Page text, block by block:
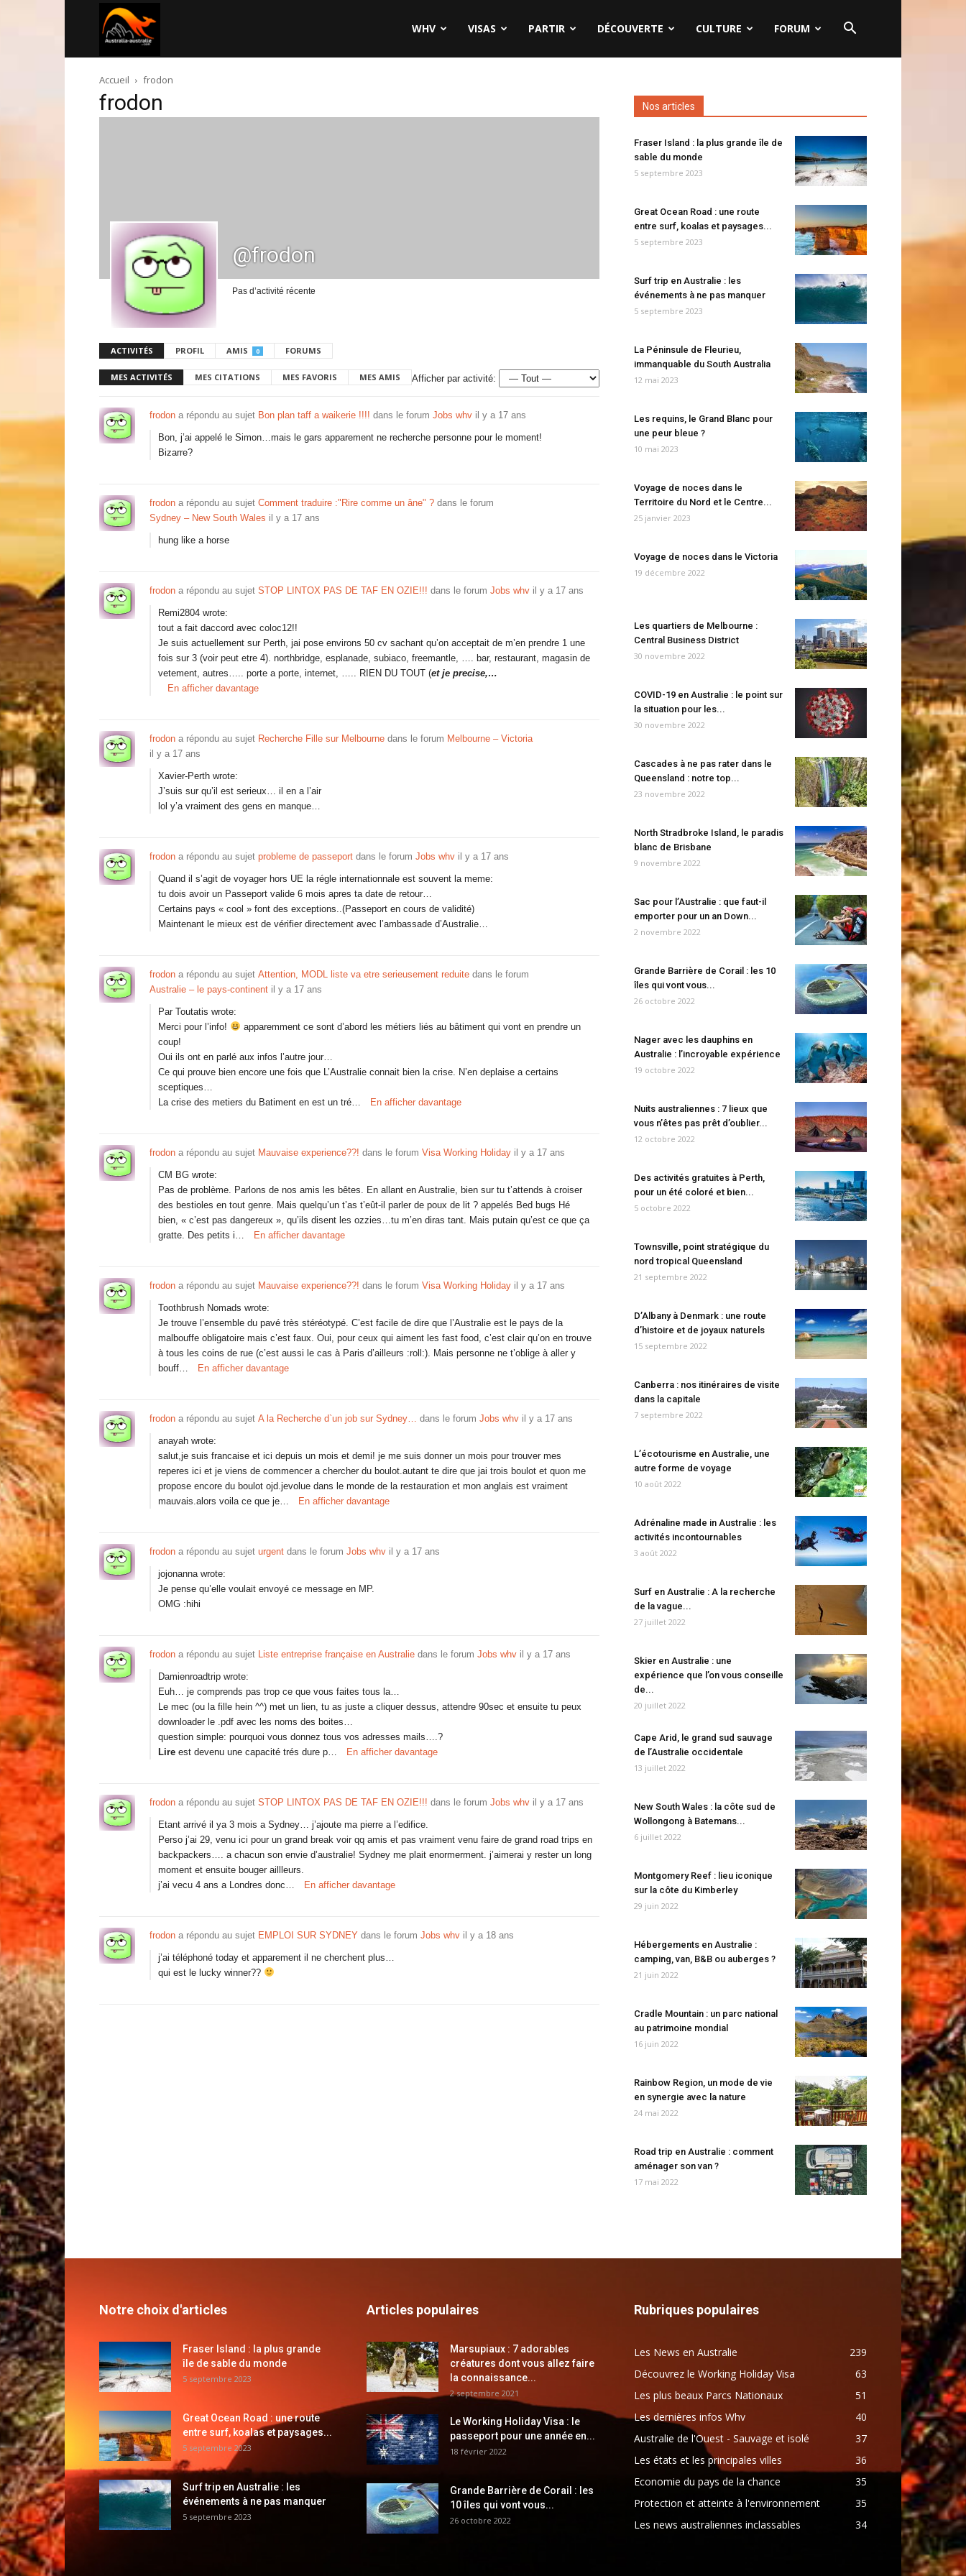
australie.com
WHV VISAS PARTIR DÉCOUVERTE CULTURE FORUM
Accueil frodon
frodon
@frodon
Pas d’activité récente
ACTIVITÉS PROFIL AMIS 0 FORUMS
MES ACTIVITÉS MES CITATIONS MES FAVORIS MES AMIS Afficher par activité:
frodon a répondu au sujet Bon plan taff a waikerie !!!! dans le forum Jobs whv il y a 17 ans
Bon, j’ai appelé le Simon…mais le gars apparement ne recherche personne pour le moment!
Bizarre?
frodon a répondu au sujet Comment traduire :"Rire comme un âne" ? dans le forum
Sydney – New South Wales il y a 17 ans
hung like a horse
frodon a répondu au sujet STOP LINTOX PAS DE TAF EN OZIE!!! dans le forum Jobs whv il y a 17 ans
Remi2804 wrote:
tout a fait daccord avec coloc12!!
Je suis actuellement sur Perth, jai pose environs 50 cv sachant qu’on acceptait de m’en prendre 1 une
fois sur 3 (voir peut etre 4). northbridge, esplanade, subiaco, freemantle, …. bar, restaurant, magasin de
vetement, autres….. porte a porte, internet, ….. RIEN DU TOUT (et je precise,…
En afficher davantage
frodon a répondu au sujet Recherche Fille sur Melbourne dans le forum Melbourne – Victoria
il y a 17 ans
Xavier-Perth wrote:
J’suis sur qu’il est serieux… il en a l’air
lol y’a vraiment des gens en manque…
frodon a répondu au sujet probleme de passeport dans le forum Jobs whv il y a 17 ans
Quand il s’agit de voyager hors UE la régle internationnale est souvent la meme:
tu dois avoir un Passeport valide 6 mois apres ta date de retour…
Certains pays « cool » font des exceptions..(Passeport en cours de validité)
Maintenant le mieux est de vérifier directement avec l’ambassade d’Australie…
frodon a répondu au sujet Attention, MODL liste va etre serieusement reduite dans le forum
Australie – le pays-continent il y a 17 ans
Par Toutatis wrote:
Merci pour l’info!
apparemment ce sont d’abord les métiers liés au bâtiment qui vont en prendre un
coup!
Oui ils ont en parlé aux infos l’autre jour…
Ce qui prouve bien encore une fois que L’Australie connait bien la crise. N’en deplaise a certains
sceptiques…
La crise des metiers du Batiment en est un tré…
En afficher davantage
frodon a répondu au sujet Mauvaise experience??! dans le forum Visa Working Holiday il y a 17 ans
CM BG wrote:
Pas de problème. Parlons de nos amis les bêtes. En allant en Australie, bien sur tu t’attends à croiser
des bestioles en tout genre. Mais quelqu’un t’as t’eût-il parler de poux de lit ? appelés Bed bugs Hé
bien, « c’est pas dangereux », qu’ils disent les ozzies…tu m’en diras tant. Mais putain qu’est ce que ça
gratte. Des petits i…
En afficher davantage
frodon a répondu au sujet Mauvaise experience??! dans le forum Visa Working Holiday il y a 17 ans
Toothbrush Nomads wrote:
Je trouve l’ensemble du pavé très stéréotypé. C’est facile de dire que l’Australie est le pays de la
malbouffe obligatoire mais c’est faux. Oui, pour ceux qui aiment les fast food, c’est clair qu’on en trouve
à tous les coins de rue (c’est aussi le cas à Paris d’ailleurs :roll:). Mais personne ne t’oblige à aller y
bouff…
En afficher davantage
frodon a répondu au sujet A la Recherche d`un job sur Sydney… dans le forum Jobs whv il y a 17 ans
anayah wrote:
salut,je suis francaise et ici depuis un mois et demi! je me suis donner un mois pour trouver mes
reperes ici et je viens de commencer a chercher du boulot.autant te dire que jai trois boulot et quon me
propose encore du boulot ojd.jevolue dans le monde de la restauration et mon anglais est vraiment
mauvais.alors voila ce que je…
En afficher davantage
frodon a répondu au sujet urgent dans le forum Jobs whv il y a 17 ans
jojonanna wrote:
Je pense qu’elle voulait envoyé ce message en MP.
OMG :hihi
frodon a répondu au sujet Liste entreprise française en Australie dans le forum Jobs whv il y a 17 ans
Damienroadtrip wrote:
Euh… je comprends pas trop ce que vous faites tous la…
Le mec (ou la fille hein ^^) met un lien, tu as juste a cliquer dessus, attendre 90sec et ensuite tu peux
downloader le .pdf avec les noms des boites…
question simple: pourquoi vous donnez tous vos adresses mails….?
Lire est devenu une capacité trés dure p… En afficher davantage
frodon a répondu au sujet STOP LINTOX PAS DE TAF EN OZIE!!! dans le forum Jobs whv il y a 17 ans
Etant arrivé il ya 3 mois a Sydney… j’ajoute ma pierre a l’edifice.
Perso j’ai 29, venu ici pour un grand break voir qq amis et pas vraiment venu faire de grand road trips en
backpackers…. a chacun son envie d’australie! Sydney me plait enormerment. j’aimerai y rester un long
moment et ensuite bouger aillleurs.
j’ai vecu 4 ans a Londres donc…
En afficher davantage
frodon a répondu au sujet EMPLOI SUR SYDNEY dans le forum Jobs whv il y a 18 ans
j’ai téléphoné today et apparement il ne cherchent plus…
qui est le lucky winner??
Nos articles
Fraser Island : la plus grande île de
sable du monde
5 septembre 2023
Great Ocean Road : une route
entre surf, koalas et paysages...
5 septembre 2023
Surf trip en Australie : les
événements à ne pas manquer
5 septembre 2023
La Péninsule de Fleurieu,
immanquable du South Australia
12 mai 2023
Les requins, le Grand Blanc pour
une peur bleue ?
10 mai 2023
Voyage de noces dans le
Territoire du Nord et le Centre...
25 janvier 2023
Voyage de noces dans le Victoria
19 décembre 2022
Les quartiers de Melbourne :
Central Business District
30 novembre 2022
COVID-19 en Australie : le point sur
la situation pour les...
30 novembre 2022
Cascades à ne pas rater dans le
Queensland : notre top...
23 novembre 2022
North Stradbroke Island, le paradis
blanc de Brisbane
9 novembre 2022
Sac pour l’Australie : que faut-il
emporter pour un an Down...
2 novembre 2022
Grande Barrière de Corail : les 10
îles qui vont vous...
26 octobre 2022
Nager avec les dauphins en
Australie : l’incroyable expérience
19 octobre 2022
Nuits australiennes : 7 lieux que
vous n’êtes pas prêt d’oublier...
12 octobre 2022
Des activités gratuites à Perth,
pour un été coloré et bien...
5 octobre 2022
Townsville, point stratégique du
nord tropical Queensland
21 septembre 2022
D’Albany à Denmark : une route
d’histoire et de joyaux naturels
15 septembre 2022
Canberra : nos itinéraires de visite
dans la capitale
7 septembre 2022
L’écotourisme en Australie, une
autre forme de voyage
10 août 2022
Adrénaline made in Australie : les
activités incontournables
3 août 2022
Surf en Australie : A la recherche
de la vague...
27 juillet 2022
Skier en Australie : une
expérience que l’on vous conseille
de...
20 juillet 2022
Cape Arid, le grand sud sauvage
de l’Australie occidentale
13 juillet 2022
New South Wales : la côte sud de
Wollongong à Batemans...
6 juillet 2022
Montgomery Reef : lieu iconique
sur la côte du Kimberley
29 juin 2022
Hébergements en Australie :
camping, van, B&B ou auberges ?
21 juin 2022
Cradle Mountain : un parc national
au patrimoine mondial
16 juin 2022
Rainbow Region, un mode de vie
en synergie avec la nature
24 mai 2022
Road trip en Australie : comment
aménager son van ?
17 mai 2022
Notre choix d'articles
Fraser Island : la plus grande
île de sable du monde
5 septembre 2023
Great Ocean Road : une route
entre surf, koalas et paysages...
5 septembre 2023
Surf trip en Australie : les
événements à ne pas manquer
5 septembre 2023
Articles populaires
Marsupiaux : 7 adorables
créatures dont vous allez faire
la connaissance...
2 septembre 2021
Le Working Holiday Visa : le
passeport pour une année en...
18 février 2022
Grande Barrière de Corail : les
10 îles qui vont vous...
26 octobre 2022
Rubriques populaires
Les News en Australie
239
Découvrez le Working Holiday Visa
63
Les plus beaux Parcs Nationaux
51
Les dernières infos Whv
40
Australie de l'Ouest - Sauvage et isolé
37
Les états et les principales villes
36
Economie du pays de la chance
35
Protection et atteinte à l'environnement
35
Les news australiennes inclassables
34